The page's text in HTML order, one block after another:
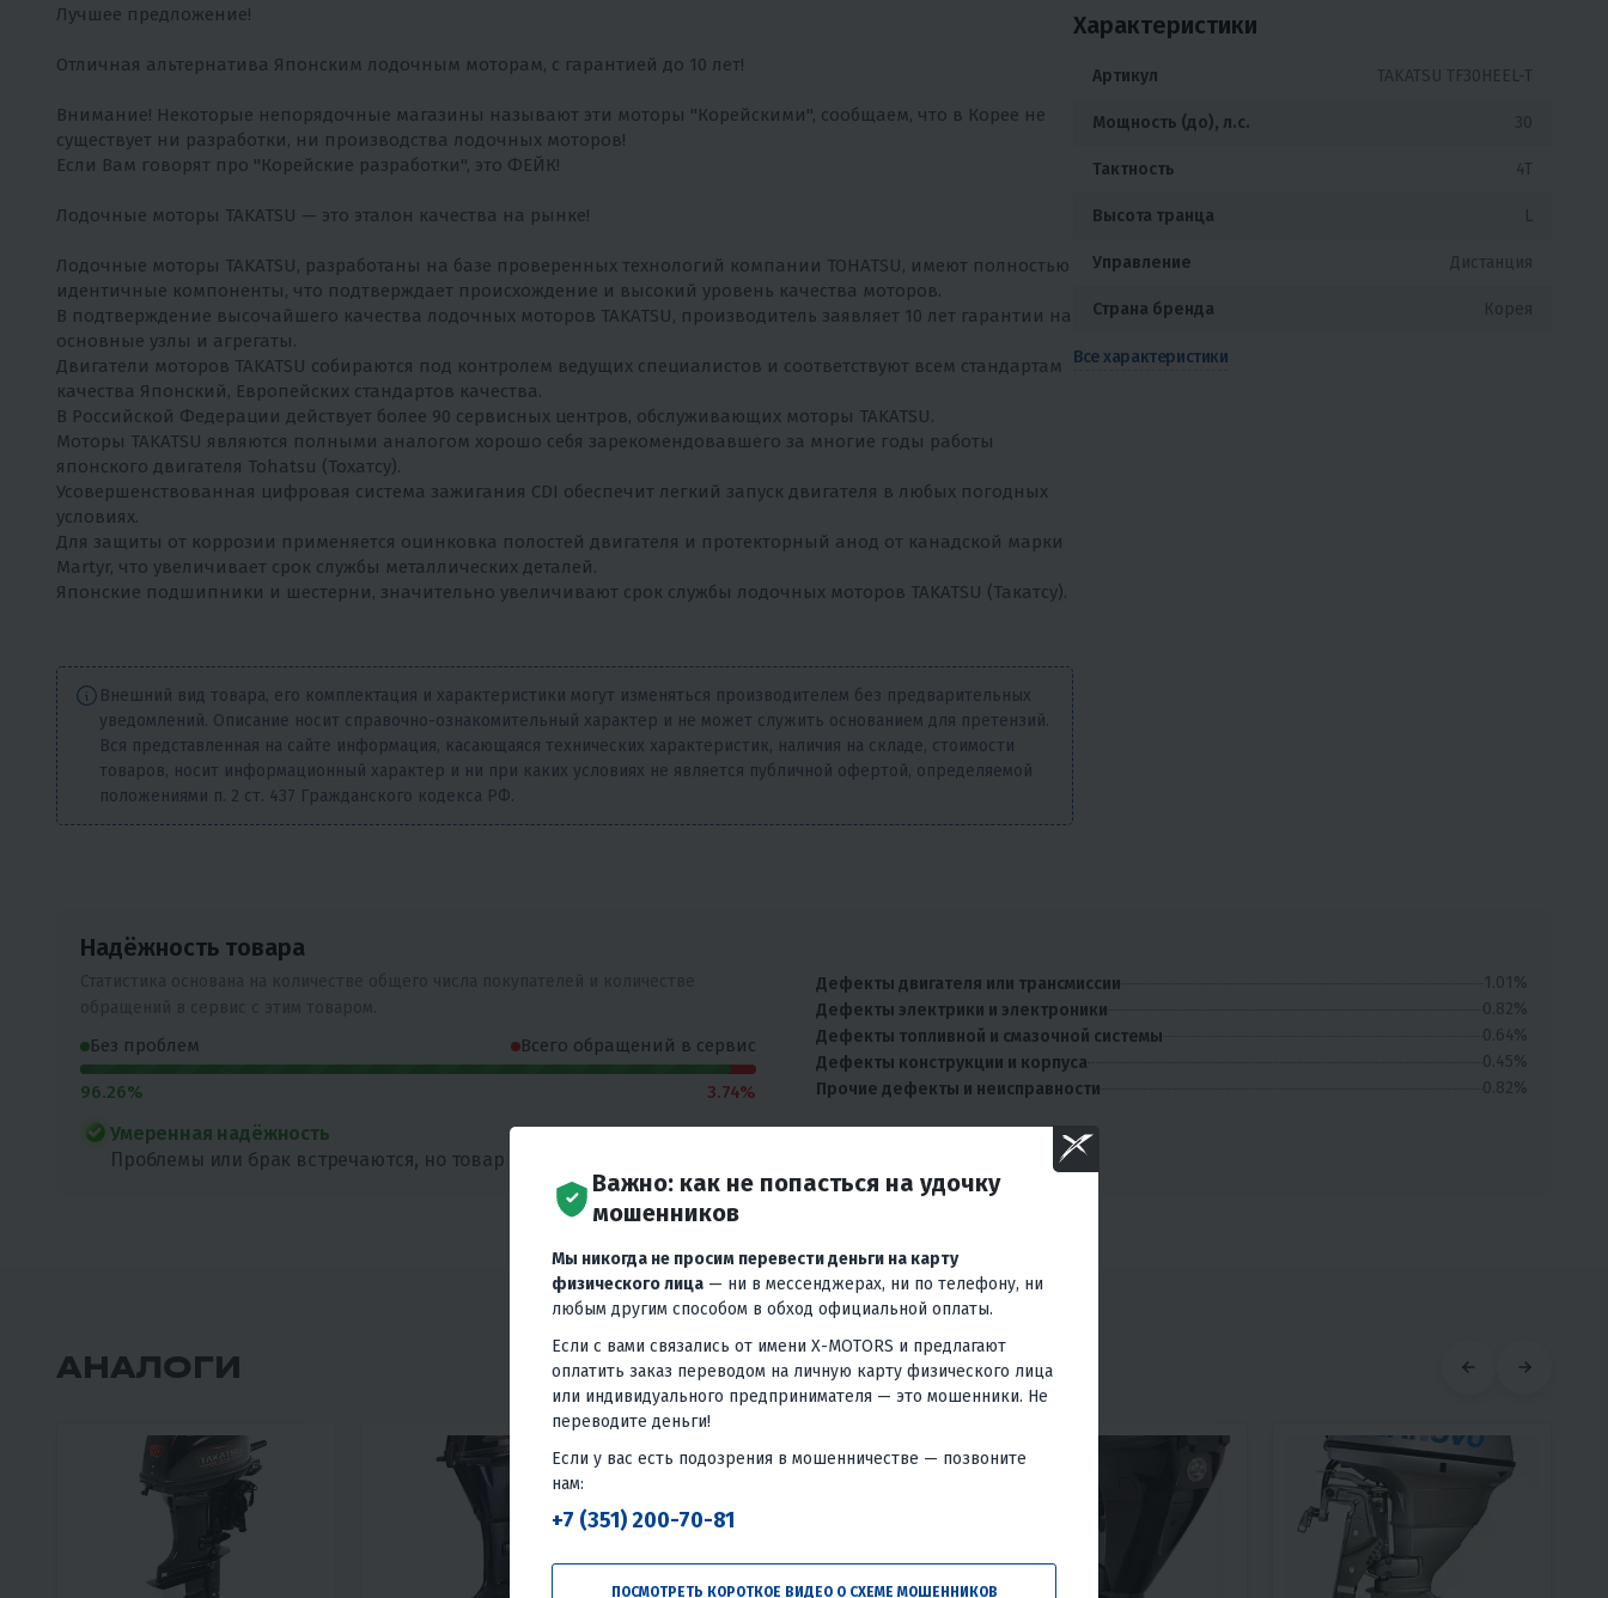
Лучшее предложение!
Отличная альтернатива Японским лодочным моторам, с гарантией до 10 лет!
Внимание! Некоторые непорядочные магазины называют эти моторы "Корейскими", сообщаем, что в Корее не
существует ни разработки, ни производства лодочных моторов!
Если Вам говорят про "Корейские разработки", это ФЕЙК!
Лодочные моторы TAKATSU — это эталон качества на рынке!
Лодочные моторы TAKATSU, разработаны на базе проверенных технологий компании TOHATSU, имеют полностью
идентичные компоненты, что подтверждает происхождение и высокий уровень качества моторов.
В подтверждение высочайшего качества лодочных моторов TAKATSU, производитель заявляет 10 лет гарантии на
основные узлы и агрегаты.
Двигатели моторов TAKATSU собираются под контролем ведущих специалистов и соответствуют всем стандартам
качества Японский, Европейских стандартов качества.
В Российской Федерации действует более 90 сервисных центров, обслуживающих моторы TAKATSU.
Моторы TAKATSU являются полными аналогом хорошо себя зарекомендовавшего за многие годы работы
японского двигателя Tohatsu (Тохатсу).
Усовершенствованная цифровая система зажигания CDI обеспечит легкий запуск двигателя в любых погодных
условиях.
Для защиты от коррозии применяется оцинковка полостей двигателя и протекторный анод от канадской марки
Martyr, что увеличивает срок службы металлических деталей.
Японские подшипники и шестерни, значительно увеличивают срок службы лодочных моторов TAKATSU (Такатсу).
Внешний вид товара, его комплектация и характеристики могут изменяться производителем без предварительных
уведомлений. Описание носит справочно-ознакомительный характер и не может служить основанием для претензий.
Вся представленная на сайте информация, касающаяся технических характеристик, наличия на складе, стоимости
товаров, носит информационный характер и ни при каких условиях не является публичной офертой, определяемой
положениями п. 2 ст. 437 Гражданского кодекса РФ.
Характеристики
Артикул TAKATSU TF30HEEL-T
Мощность (до), л.с. 30
Тактность 4T
Высота транца L
Управление Дистанция
Страна бренда Корея
Все характеристики
Надёжность товара
Без проблем Всего обращений в сервис
96.26% 3.74%
Умеренная надёжность
Проблемы или брак встречаются, но товар может быть использован.
Дефекты двигателя или трансмиссии
1.01%
Дефекты электрики и электроники
0.82%
Дефекты топливной и смазочной системы
0.64%
Дефекты конструкции и корпуса
0.45%
Прочие дефекты и неисправности
0.82%
АНАЛОГИ
Важно: как не попасться на удочку
мошенников
Мы никогда не просим перевести деньги на карту
физического лица — ни в мессенджерах, ни по телефону, ни
любым другим способом в обход официальной оплаты.
Если с вами связались от имени X-MOTORS и предлагают
оплатить заказ переводом на личную карту физического лица
или индивидуального предпринимателя — это мошенники. Не
переводите деньги!
Если у вас есть подозрения в мошенничестве — позвоните
нам:
+7 (351) 200-70-81
ПОСМОТРЕТЬ КОРОТКОЕ ВИДЕО О СХЕМЕ МОШЕННИКОВ